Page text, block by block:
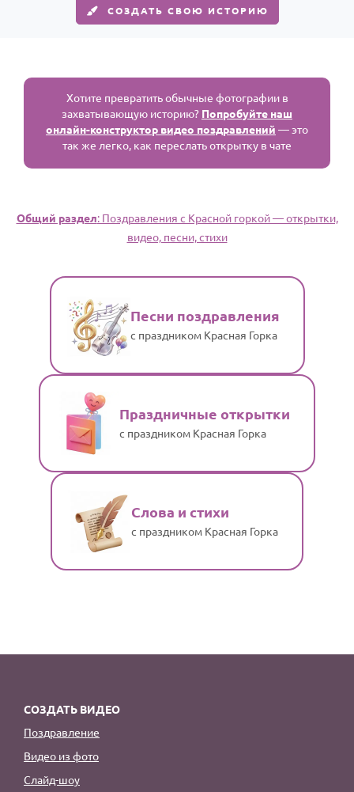
СОЗДАТЬ СВОЮ ИСТОРИЮ
Хотите превратить обычные фотографии в
захватывающую историю? Попробуйте наш
онлайн-конструктор видео поздравлений — это
так же легко, как переслать открытку в чате
Общий раздел: Поздравления с Красной горкой — открытки,
видео, песни, стихи
Песни поздравления
с праздником Красная Горка
Праздничные открытки
с праздником Красная Горка
Слова и стихи
с праздником Красная Горка
СОЗДАТЬ ВИДЕО
Поздравление
Видео из фото
Слайд-шоу